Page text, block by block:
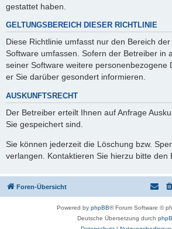
gestattet haben.
GELTUNGSBEREICH DIESER RICHTLINIE
Diese Richtlinie umfasst nur den Bereich
Software umfassen. Sofern der Betreiber in
seiner Software weitere personenbezogene
er Sie darüber gesondert informieren.
AUSKUNFTSRECHT
Der Betreiber erteilt Ihnen auf Anfrage
Sie gespeichert sind.
Sie können jederzeit die Löschung bzw.
verlangen. Kontaktieren Sie hierzu bitte den
Foren-Übersicht
Powered by phpBB® Forum Software ©
Deutsche Übersetzung durch